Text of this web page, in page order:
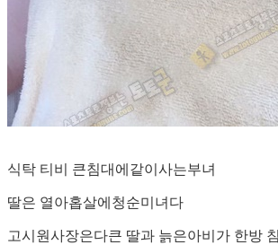
식탁 티비 큰침대에같이사는부녀
딸은 열아홉살에청순미녀다
고시원사장은다큰 딸과 늙은아비가 한방